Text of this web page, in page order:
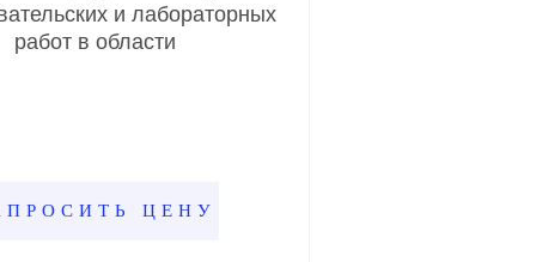
и лабораторных
работ в области
ЦЕНУ